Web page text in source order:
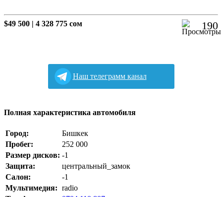
$49 500 | 4 328 775 сом 190
Наш телеграмм канал
Полная характеристика автомобиля
Город:
Бишкек
Пробег:
252 000
Размер дисков: -1
Защита:
центральный_замок
Салон:
-1
Мультимедия: radio